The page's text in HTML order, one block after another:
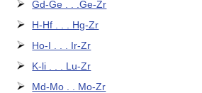
Gd-Ge . . .Ge-Zr
H-Hf . . . Hg-Zr
Ho-I . . . Ir-Zr
K-li . . . Lu-Zr
Md-Mo . . Mo-Zr